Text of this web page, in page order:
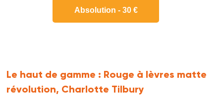
Absolution - 30 €
Le haut de gamme : Rouge à lèvres matte
révolution, Charlotte Tilbury